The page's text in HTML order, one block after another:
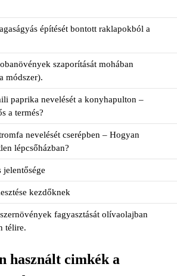
építését bontott raklapokból a
szaporítását mohában
módszer).
paprika nevelését a konyhapulton –
a termés?
nevelését cserépben – Hogyan
lépcsőházban?
jelentősége
kezdőknek
fagyasztását olívaolajban
télire.
használt cimkék a